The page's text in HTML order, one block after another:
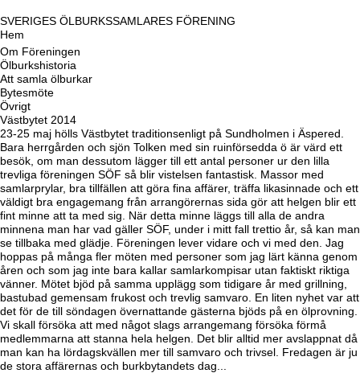
SVERIGES ÖLBURKSSAMLARES FÖRENING
Hem
Om Föreningen
Ölburkshistoria
Att samla ölburkar
Bytesmöte
Övrigt
Västbytet 2014
23-25 maj hölls Västbytet traditionsenligt på Sundholmen i Äspered.
Bara herrgården och sjön Tolken med sin ruinförsedda ö är värd ett
besök, om man dessutom lägger till ett antal personer ur den lilla
trevliga föreningen SÖF så blir vistelsen fantastisk. Massor med
samlarprylar, bra tillfällen att göra fina affärer, träffa likasinnade och ett
väldigt bra engagemang från arrangörernas sida gör att helgen blir ett
fint minne att ta med sig. När detta minne läggs till alla de andra
minnena man har vad gäller SÖF, under i mitt fall trettio år, så kan man
se tillbaka med glädje. Föreningen lever vidare och vi med den. Jag
hoppas på många fler möten med personer som jag lärt känna genom
åren och som jag inte bara kallar samlarkompisar utan faktiskt riktiga
vänner. Mötet bjöd på samma upplägg som tidigare år med grillning,
bastubad gemensam frukost och trevlig samvaro. En liten nyhet var att
det för de till söndagen övernattande gästerna bjöds på en ölprovning.
Vi skall försöka att med något slags arrangemang försöka förmå
medlemmarna att stanna hela helgen. Det blir alltid mer avslappnat då
man kan ha lördagskvällen mer till samvaro och trivsel. Fredagen är ju
de stora affärernas och burkbytandets dag...